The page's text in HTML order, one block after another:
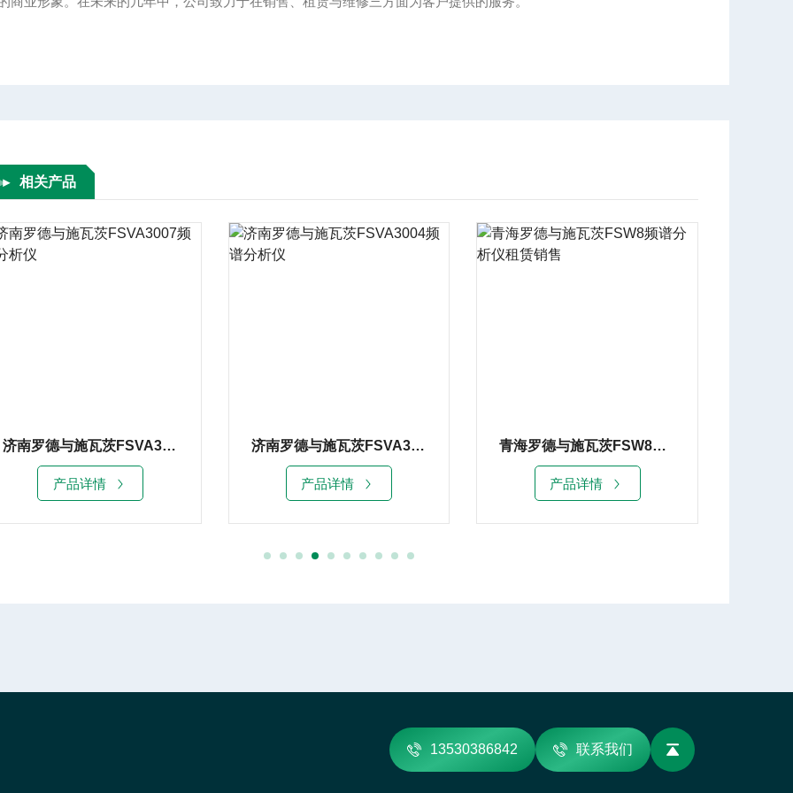
相关产品
济南罗德与施瓦茨FSVA3007频谱分析仪
产品详情
济南罗德与施瓦茨FSVA3004频谱分析仪
产品详情
青海罗德与施瓦茨FSW8频谱分析仪租赁销售
产品详情
13530386842 联系我们